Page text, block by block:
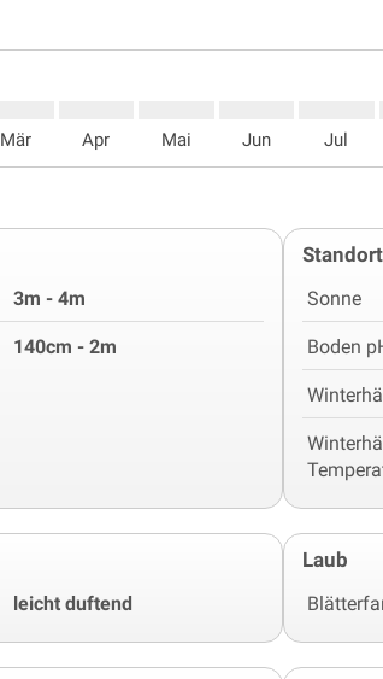
Mär Apr Mai Jun Jul
3m - 4m
140cm - 2m
Sonne
Boden
leicht duftend
Laub